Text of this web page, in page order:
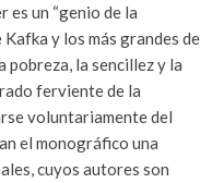
es un “genio de la
y los más grandes de
pobreza, la sencillez y la
ferviente de la
voluntariamente del
el monográfico una
cuyos autores son